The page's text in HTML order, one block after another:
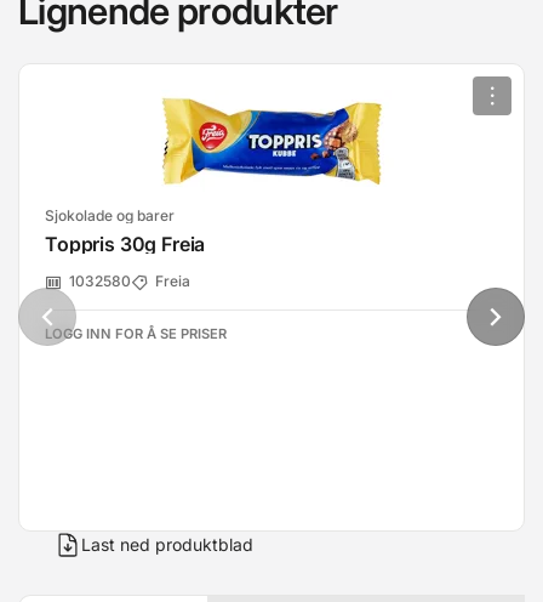
Lignende produkter
Sjokolade og barer
Toppris 30g Freia
1032580 Freia
LOGG INN FOR Å SE PRISER
Last ned produktblad